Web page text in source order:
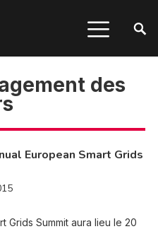
des
European Smart Grids
Grids Summit aura lieu le 20